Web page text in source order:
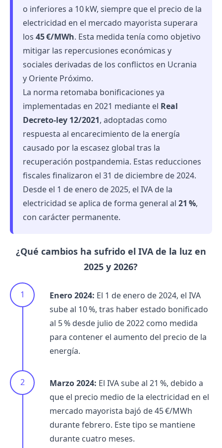
o inferiores a 10 kW, siempre que el precio de la
electricidad en el mercado mayorista superara
los 45 €/MWh. Esta medida tenía como objetivo
mitigar las repercusiones económicas y
sociales derivadas de los conflictos en Ucrania
y Oriente Próximo.
La norma retomaba bonificaciones ya
implementadas en 2021 mediante el Real
Decreto-ley 12/2021, adoptadas como
respuesta al encarecimiento de la energía
causado por la escasez global tras la
recuperación postpandemia. Estas reducciones
fiscales finalizaron el 31 de diciembre de 2024.
Desde el 1 de enero de 2025, el IVA de la
electricidad se aplica de forma general al 21 %,
con carácter permanente.
¿Qué cambios ha sufrido el IVA de la luz en
2025 y 2026?
Enero 2024: El 1 de enero de 2024, el IVA
sube al 10 %, tras haber estado bonificado
al 5 % desde julio de 2022 como medida
para contener el aumento del precio de la
energía.
Marzo 2024: El IVA sube al 21 %, debido a
que el precio medio de la electricidad en el
mercado mayorista bajó de 45 €/MWh
durante febrero. Este tipo se mantiene
durante cuatro meses.